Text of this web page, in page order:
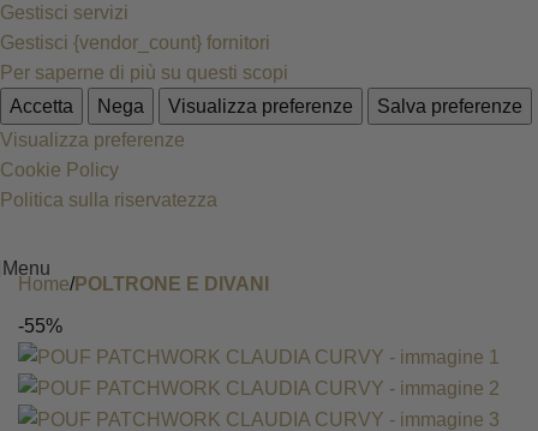
Gestisci servizi
Gestisci {vendor_count} fornitori
Per saperne di più su questi scopi
Accetta
Nega Visualizza preferenze
Salva preferenze
Visualizza preferenze
Cookie Policy
Politica sulla riservatezza
Menu
Home POLTRONE E DIVANI
-55%